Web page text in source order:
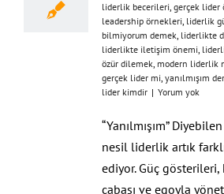
liderlik becerileri, gerçek
leadership örnekleri, liderlik
bilmiyorum demek, liderlikte
liderlikte iletişim önemi,
özür dilemek, modern liderlik
gerçek lider mi, yanılmışım
lider kimdir | Yorum yok
“Yanılmışım”
nesil liderlik artık
ediyor. Güç
çabası ve egoyla